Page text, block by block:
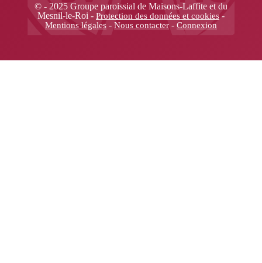
© - 2025 Groupe paroissial de Maisons-Laffite et du
Mesnil-le-Roi - Protection des données et cookies -
Mentions légales - Nous contacter - Connexion